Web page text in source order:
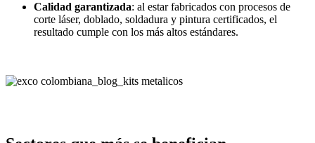
Calidad garantizada: al estar fabricados con procesos de
corte láser, doblado, soldadura y pintura certificados, el
resultado cumple con los más altos estándares.